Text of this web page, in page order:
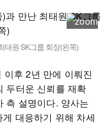
태원 SK그룹 회장(왼쪽)
후 2년 만에 이뤄진
두터운 신뢰를 재확
측 설명이다. 양사는
대응하기 위해 차세